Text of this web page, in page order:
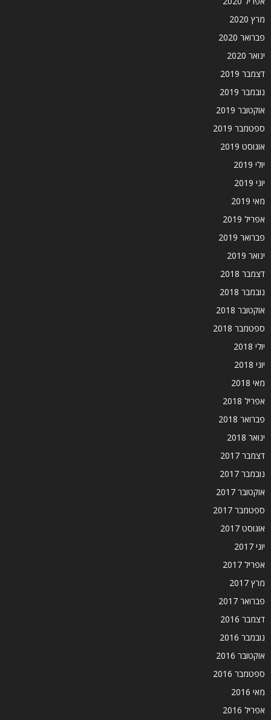
מרץ 2020
פברואר 2020
ינואר 2020
דצמבר 2019
נובמבר 2019
אוקטובר 2019
ספטמבר 2019
אוגוסט 2019
יולי 2019
יוני 2019
מאי 2019
אפריל 2019
פברואר 2019
ינואר 2019
דצמבר 2018
נובמבר 2018
אוקטובר 2018
ספטמבר 2018
יולי 2018
יוני 2018
מאי 2018
אפריל 2018
פברואר 2018
ינואר 2018
דצמבר 2017
נובמבר 2017
אוקטובר 2017
ספטמבר 2017
אוגוסט 2017
יוני 2017
אפריל 2017
מרץ 2017
פברואר 2017
דצמבר 2016
נובמבר 2016
אוקטובר 2016
ספטמבר 2016
מאי 2016
אפריל 2016